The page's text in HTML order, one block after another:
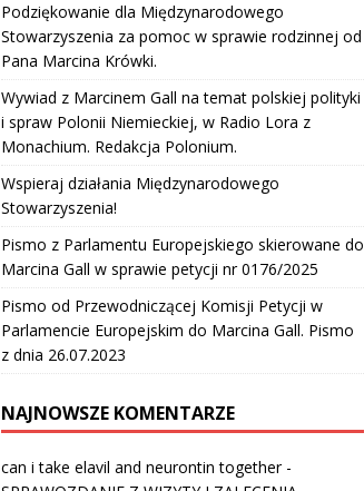
Podziękowanie dla Międzynarodowego
Stowarzyszenia za pomoc w sprawie rodzinnej od
Pana Marcina Krówki.
Wywiad z Marcinem Gall na temat polskiej polityki
i spraw Polonii Niemieckiej, w Radio Lora z
Monachium. Redakcja Polonium.
Wspieraj działania Międzynarodowego
Stowarzyszenia!
Pismo z Parlamentu Europejskiego skierowane do
Marcina Gall w sprawie petycji nr 0176/2025
Pismo od Przewodniczącej Komisji Petycji w
Parlamencie Europejskim do Marcina Gall. Pismo
z dnia 26.07.2023
NAJNOWSZE KOMENTARZE
can i take elavil and neurontin together-